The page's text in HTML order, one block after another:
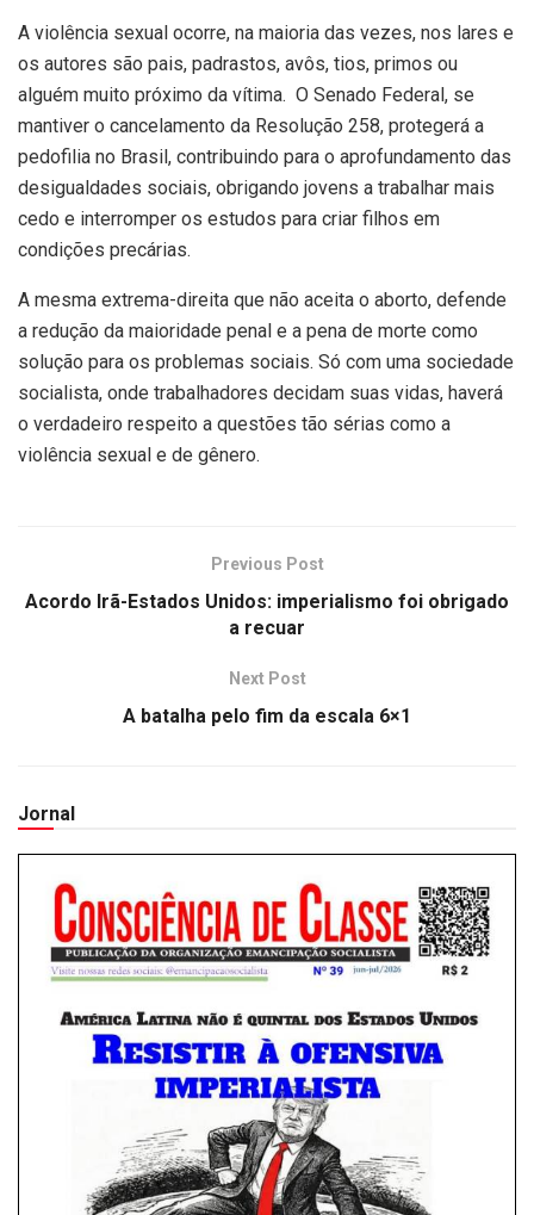
A violência sexual ocorre, na maioria das vezes, nos lares e
os autores são pais, padrastos, avôs, tios, primos ou
alguém muito próximo da vítima. O Senado Federal, se
mantiver o cancelamento da Resolução 258, protegerá a
pedofilia no Brasil, contribuindo para o aprofundamento das
desigualdades sociais, obrigando jovens a trabalhar mais
cedo e interromper os estudos para criar filhos em
condições precárias.
A mesma extrema-direita que não aceita o aborto, defende
a redução da maioridade penal e a pena de morte como
solução para os problemas sociais. Só com uma sociedade
socialista, onde trabalhadores decidam suas vidas, haverá
o verdadeiro respeito a questões tão sérias como a
violência sexual e de gênero.
Previous Post
Acordo Irã-Estados Unidos: imperialismo foi obrigado
a recuar
Next Post
A batalha pelo fim da escala 6×1
Jornal